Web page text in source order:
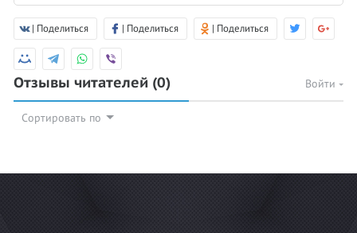
| Поделиться | Поделиться | Поделиться
Отзывы читателей (0) Войти
Сортировать по